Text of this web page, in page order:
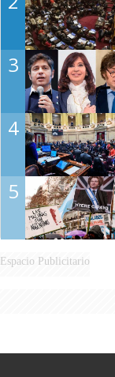
3
4
5
Espacio Publicitario